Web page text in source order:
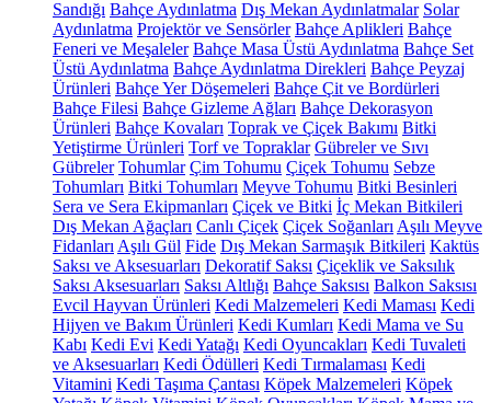
Sandığı Bahçe Aydınlatma Dış Mekan Aydınlatmalar Solar
Aydınlatma Projektör ve Sensörler Bahçe Aplikleri Bahçe
Feneri ve Meşaleler Bahçe Masa Üstü Aydınlatma Bahçe Set
Üstü Aydınlatma Bahçe Aydınlatma Direkleri Bahçe Peyzaj
Ürünleri Bahçe Yer Döşemeleri Bahçe Çit ve Bordürleri
Bahçe Filesi Bahçe Gizleme Ağları Bahçe Dekorasyon
Ürünleri Bahçe Kovaları Toprak ve Çiçek Bakımı Bitki
Yetiştirme Ürünleri Torf ve Topraklar Gübreler ve Sıvı
Gübreler Tohumlar Çim Tohumu Çiçek Tohumu Sebze
Tohumları Bitki Tohumları Meyve Tohumu Bitki Besinleri
Sera ve Sera Ekipmanları Çiçek ve Bitki İç Mekan Bitkileri
Dış Mekan Ağaçları Canlı Çiçek Çiçek Soğanları Aşılı Meyve
Fidanları Aşılı Gül Fide Dış Mekan Sarmaşık Bitkileri Kaktüs
Saksı ve Aksesuarları Dekoratif Saksı Çiçeklik ve Saksılık
Saksı Aksesuarları Saksı Altlığı Bahçe Saksısı Balkon Saksısı
Evcil Hayvan Ürünleri Kedi Malzemeleri Kedi Maması Kedi
Hijyen ve Bakım Ürünleri Kedi Kumları Kedi Mama ve Su
Kabı Kedi Evi Kedi Yatağı Kedi Oyuncakları Kedi Tuvaleti
ve Aksesuarları Kedi Ödülleri Kedi Tırmalaması Kedi
Vitamini Kedi Taşıma Çantası Köpek Malzemeleri Köpek